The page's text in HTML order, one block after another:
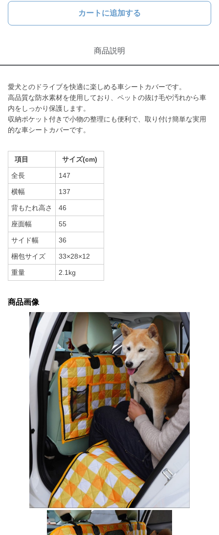
カートに追加する
商品説明
愛犬とのドライブを快適に楽しめる車シートカバーです。
高品質な防水素材を使用しており、ペットの抜け毛や汚れから車
内をしっかり保護します。
収納ポケット付きで小物の整理にも便利で、取り付け簡単な実用
的な車シートカバーです。
項目 サイズ(cm)
全長 147
横幅 137
背もたれ高さ 46
座面幅 55
サイド幅 36
梱包サイズ 33×28×12
重量 2.1kg
商品画像